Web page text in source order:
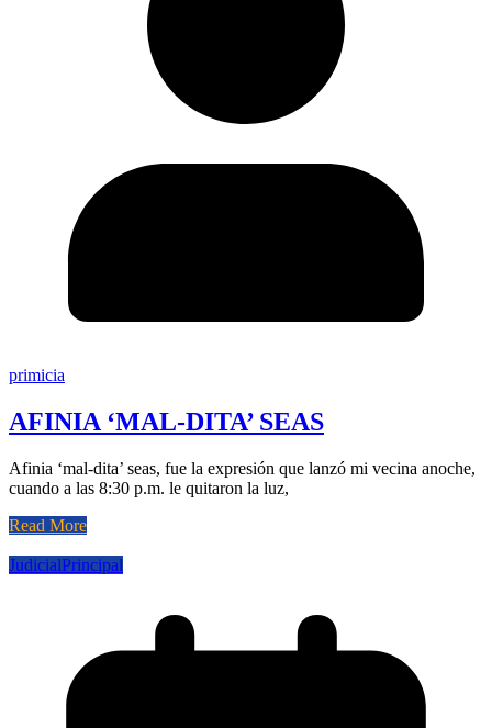
primicia
AFINIA ‘MAL-DITA’ SEAS
Afinia ‘mal-dita’ seas, fue la expresión que lanzó mi vecina anoche,
cuando a las 8:30 p.m. le quitaron la luz,
Read More
JudicialPrincipal